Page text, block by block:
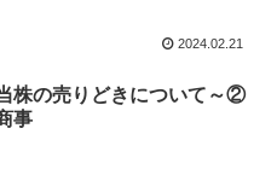
2024.02.21
株の売りどきについて～②
事